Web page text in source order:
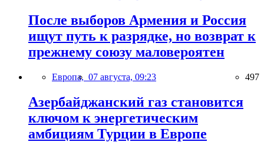
После выборов Армения и Россия
ищут путь к разрядке, но возврат к
прежнему союзу маловероятен
Европа, 07 августа, 09:23 497
Азербайджанский газ становится
ключом к энергетическим
амбициям Турции в Европе